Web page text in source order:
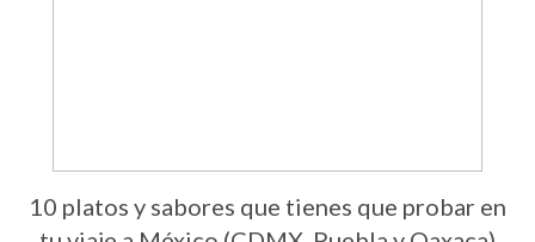
10 platos y sabores que tienes que probar en